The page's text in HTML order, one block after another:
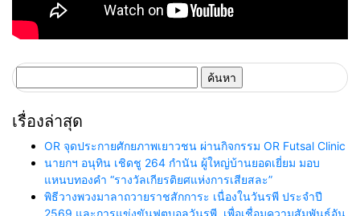
สำหรับ:
เรื่องล่าสุด
OR จุดประกายศักยภาพเยาวชน ผ่านกิจกรรม OR Futsal Clinic
นายกฯ อนุทิน เชิดชู 264 กำนัน ผู้ใหญ่บ้านยอดเยี่ยม มอบ
แหนบทองคำ “รางวัลเกียรติยศแห่งการเสียสละ”
พิธีวางพวงมาลาถวายราชสักการะ เนื่องในวันรพี ประจำปี
2569 และการแข่งขันฟุตบอลวันรพี เพื่อเชื่อมความสัมพันธ์อัน